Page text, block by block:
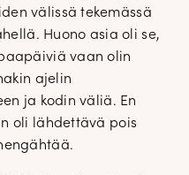
välissä tekemässä
Huono asia oli se,
vaan olin
ajelin
ja kodin väliä. En
oli lähdettävä pois